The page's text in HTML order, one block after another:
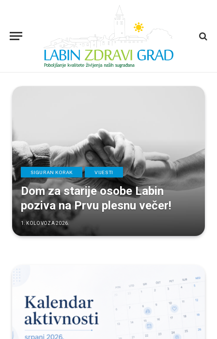
SIGURAN KORAK VIJESTI
Dom za starije osobe Labin
poziva na Prvu plesnu večer!
1. KOLOVOZA 2026.